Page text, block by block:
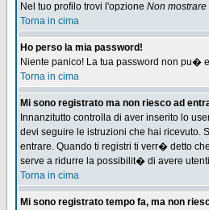
Nel tuo profilo trovi l'opzione Non
Torna in cima
Ho perso la mia password!
Niente panico! La tua password non pu�
Torna in cima
Mi sono registrato ma non riesco ad
Innanzitutto controlla di aver inserito lo
devi seguire le istruzioni che hai ricevuto.
entrare. Quando ti registri ti verr� detto
serve a ridurre la possibilit� di avere
Torna in cima
Mi sono registrato tempo fa, ma non